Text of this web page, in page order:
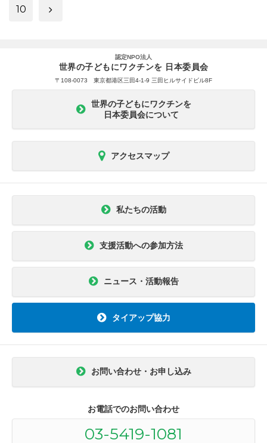
10
認定NPO法人
世界の子どもにワクチンを 日本委員会
〒108-0073 東京都港区三田4-1-9 三田ヒルサイドビル8F
世界の子どもにワクチンを
日本委員会について
アクセスマップ
私たちの活動
支援活動への参加方法
ニュース・活動報告
タイアップ協力
お問い合わせ・お申し込み
お電話でのお問い合わせ
03-5419-1081